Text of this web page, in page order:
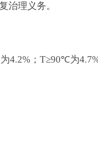
治理义务。
4.2%；T≥90℃为